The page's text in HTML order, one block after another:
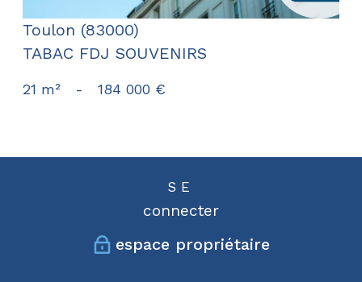
Toulon (83000)
TABAC FDJ SOUVENIRS
21 m² - 184 000 €
SE
connecter
espace propriétaire